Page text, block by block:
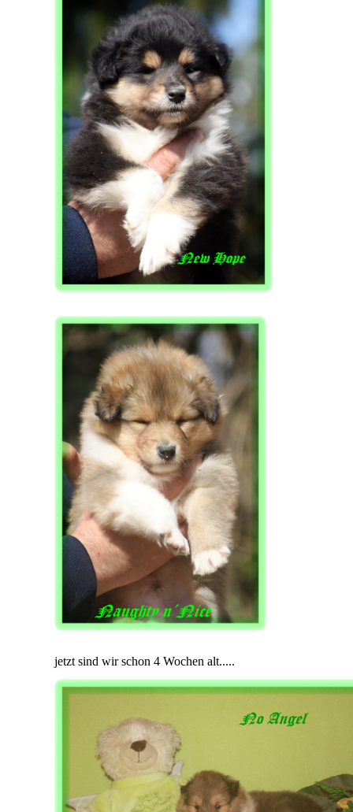
jetzt sind wir schon 4 Wochen alt.....